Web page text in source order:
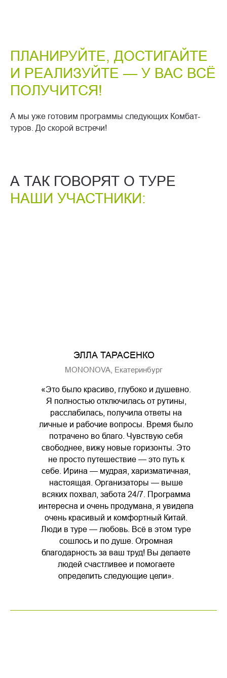
ПЛАНИРУЙТЕ, ДОСТИГАЙТЕ
И РЕАЛИЗУЙТЕ — У ВАС ВСЁ
ПОЛУЧИТСЯ!
А мы уже готовим программы следующих Комбат-
туров. До скорой встречи!
А ТАК ГОВОРЯТ О ТУРЕ
НАШИ УЧАСТНИКИ:
«Это было красиво, глубоко и душевно.
Я полностью отключилась от рутины,
расслабилась, получила ответы на
личные и рабочие вопросы. Время было
потрачено во благо. Чувствую себя
свободнее, вижу новые горизонты. Это
не просто путешествие — это путь к
себе. Ирина — мудрая, харизматичная,
настоящая. Организаторы — выше
всяких похвал, забота 24/7. Программа
интересна и очень продумана, я увидела
очень красивый и комфортный Китай.
Люди в туре — любовь. Всё в этом туре
сошлось и по душе. Огромная
благодарность за ваш труд! Вы делаете
людей счастливее и помогаете
определить следующие цели».
ЭЛЛА ТАРАСЕНКО
MONONOVA, Екатеринбург